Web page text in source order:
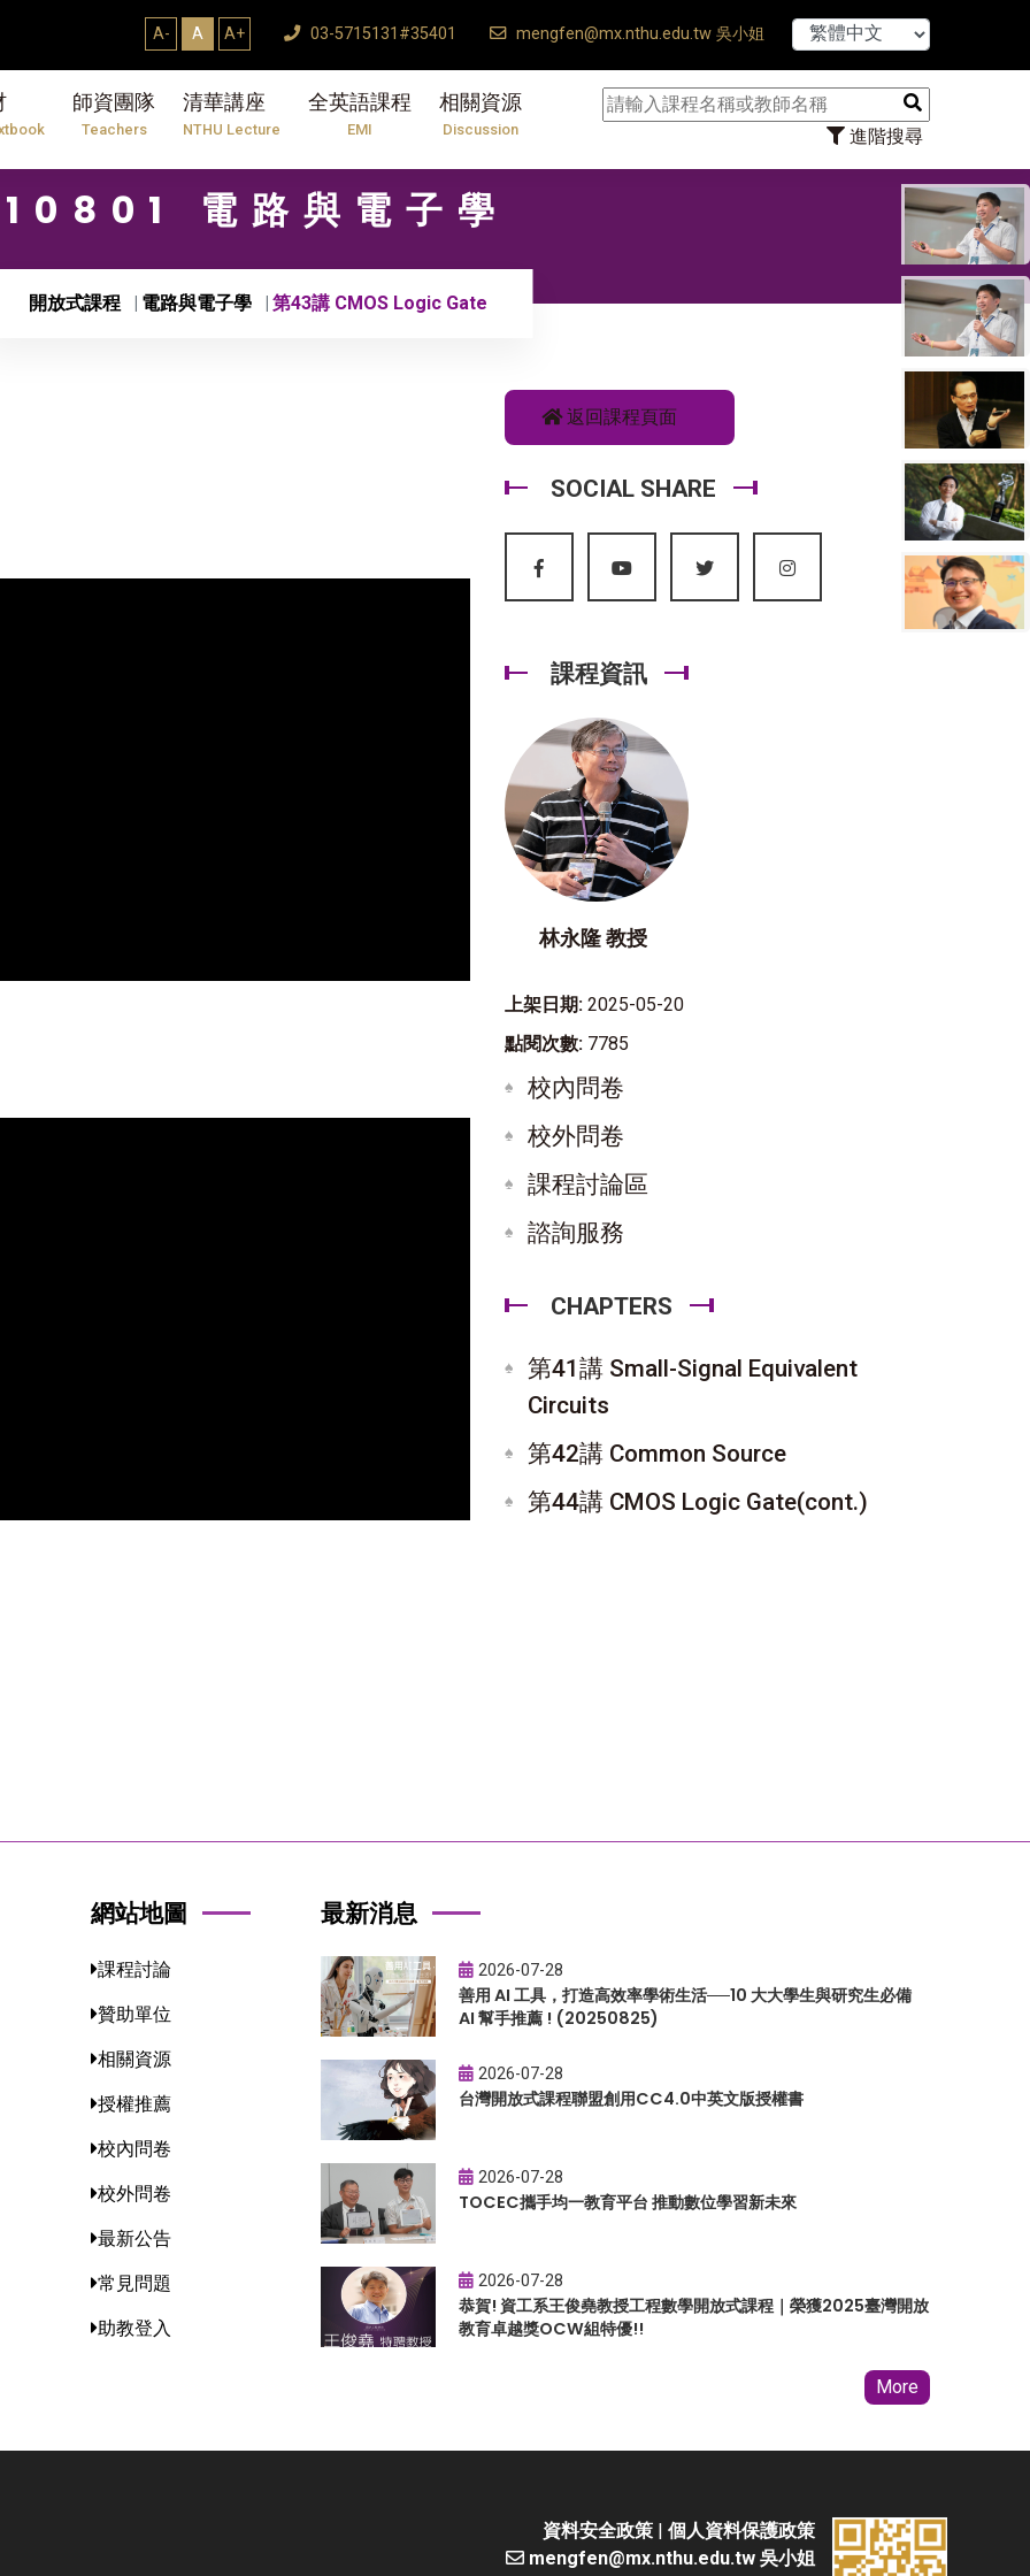
A- A A+ 03-5715131#35401 mengfen@mx.nthu.edu.tw 吳小姐
師資團隊
Teachers
清華講座
NTHU Lecture
全英語課程
EMI
相關資源
Discussion 進階搜尋
【7/31】114
10801 電路與電子學
開放式課程 電路與電子學 第43講 CMOS Logic Gate
返回課程頁面
SOCIAL SHARE
課程資訊
林永隆 教授
上架日期: 2025-05-20
點閱次數: 7785
校內問卷
校外問卷
課程討論區
諮詢服務
CHAPTERS
第41講 Small-Signal Equivalent
Circuits
第42講 Common Source
第44講 CMOS Logic Gate(cont.)
網站地圖
課程討論
贊助單位
相關資源
授權推薦
校內問卷
校外問卷
最新公告
常見問題
助教登入
最新消息
2026-07-28
善用 AI 工具，打造高效率學術生活──10 大大學生與研究生必備
AI 幫手推薦 ! (20250825)
2026-07-28
台灣開放式課程聯盟創用CC4.0中英文版授權書
2026-07-28
TOCEC攜手均一教育平台 推動數位學習新未來
2026-07-28
恭賀! 資工系王俊堯教授工程數學開放式課程｜榮獲2025臺灣開放
教育卓越獎OCW組特優!!
More
資料安全政策 | 個人資料保護政策
mengfen@mx.nthu.edu.tw 吳小姐